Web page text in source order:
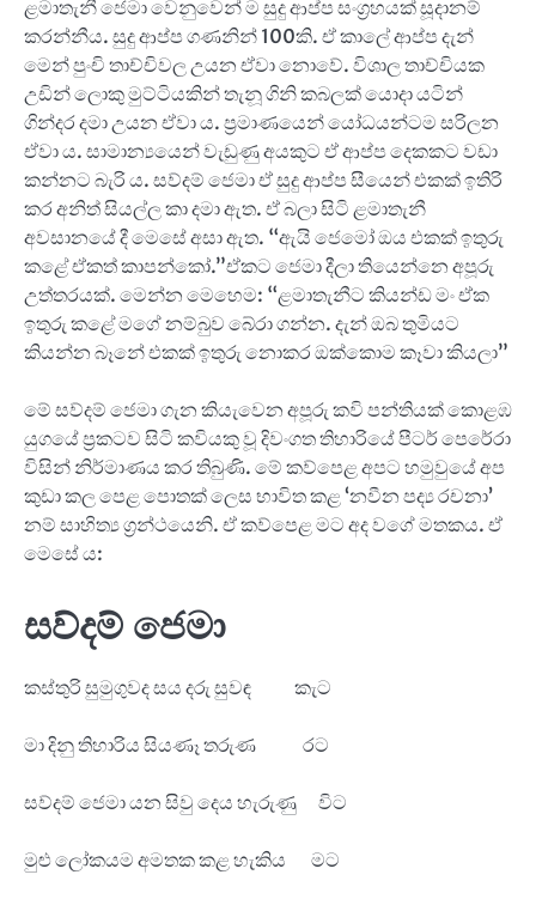
ළමාතැනී ජෙමා වෙනුවෙන් ම සුදු ආප්ප සංග්‍රහයක් සූදානම්
කරන්නීය. සුදු ආප්ප ගණනින් 100කි. ඒ කාලේ ආප්ප දැන්
මෙන් පුංචි තාච්චිවල උයන ඒවා ‍නොවේ. විශාල තාච්චියක
උඩින් ලොකු මුට්ටියකින් තැනූ ගිනි කබලක් යොදා යටින්
ගින්දර දමා උයන ඒවා ය. ප්‍රමාණයෙන් යෝධයන්ටම සරිලන
ඒවා ය. සාමාන්‍යයෙන් වැඩුණු අයකුට ඒ ආප්ප දෙකකට වඩා
කන්නට බැරි ය. සව්දම් ජෙමා ඒ සුදු ආප්ප සීයෙන් එකක් ඉතිරි
කර අනිත් සියල්ල කා දමා ඇත. ඒ බලා සිටි ළමාතැනී
අවසානයේ දී මෙසේ අසා ඇත. “ඇයි ජෙමෝ ඔය එකක් ඉතුරු
කළේ ඒකත් කාපන්කෝ.”ඒකට ජෙමා දීලා තියෙන්නෙ අපූරු
උත්තරයක්. මෙන්න මෙහෙම: “ළමාතැනීට කියන්ඩ මං ඒක
ඉතුරු කළේ මගේ නම්බුව බේරා ගන්න. දැන් ඔබ තුමියට
කියන්න බෑනේ එකක් ඉතුරු නොකර ඔක්කොම කෑවා කියලා”
මේ සව්දම් ජෙමා ගැන කියැවෙන අපූරු කවි පන්තියක් කොළඹ
යුගයේ ප්‍රකටව සිටි කවියකු වූ දිවංගත තිහාරියේ පීටර් පෙරේරා
විසින් නිර්මාණය කර තිබුණි. මේ කව්පෙළ අපට හමුවුයේ අප
කුඩා කල පෙළ පොතක් ලෙස භාවිත කළ ‘නවීන පද්‍ය රචනා’
නම් සාහිත්‍ය ග්‍රන්ථයෙනි. ඒ කව්පෙළ මට අද වගේ මතකය. ඒ
මෙසේ ය:
සව්දම් ජෙමා
කස්තුරි සුමුගුවද සය දරු සුවඳ කැට
මා දිනු තිහාරිය සියණෑ තරුණ රට
සව්‍දම් ජෙමා යන සිවු දෙය හැරුණු විට
මුළු ලෝකයම අමතක කළ හැකිය මට